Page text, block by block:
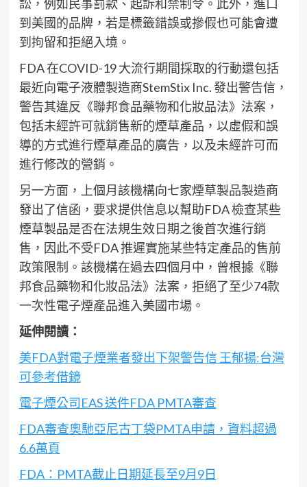
訟，例如民事罰款、起訴和禁制令。此外，進口
到美國的品牌，若是標籤錯誤或摻假也可能會遭
到拘留和拒絕入境。
FDA 在COVID-19 大流行期間採取的行動還包括
最近向電子液體製造商StemStix Inc. 發出警告信，
警告其違反《聯邦食品藥物和化妝品法》法案，
包括未經許可就銷售新的煙草產品，以虛假和誤
導的方式進行煙草產品的廣告，以及未經許可而
進行修改的營銷。
另一方面，上個月該機構向七家煙草製品製造商
發出了信函，要求提供信息以幫助FDA 檢查某些
煙草製品是否在法規生效日期之後首次進行銷
售，因此不受FDA 推遲實施某些特定產品的售前
政策限制。該機構在過去四個月中，曾根據《聯
邦食品藥物和化妝品法》法案，拒絕了至少74款
一次性電子煙產品進入美國市場。
延伸閱讀：
美FDA對電子煙業者發出下架警告信 王郁揚:台灣
可參考借鏡
電子煙公司EAS 送件FDA PMTA審查
FDA審查奧馳亞尼古丁袋PMTA申請，資料超過
6.6萬頁
FDA：PMTA截止日期延長至9月9日